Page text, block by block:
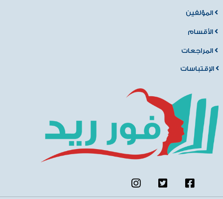
المؤلفين
الأقسام
المراجعات
الإقتباسات